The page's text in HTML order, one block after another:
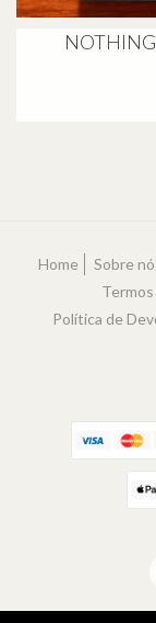
Home Sobre
Política de